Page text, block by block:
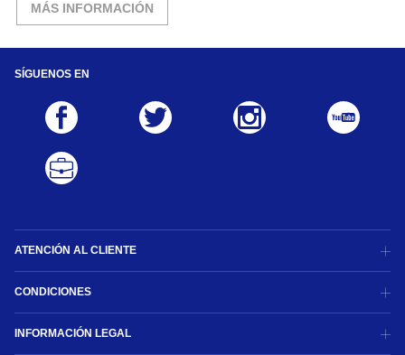
MÁS INFORMACIÓN
SÍGUENOS EN
ATENCIÓN AL CLIENTE
CONDICIONES
INFORMACIÓN LEGAL